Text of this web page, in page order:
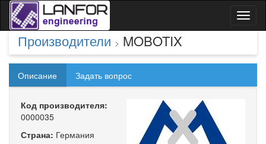
Производители > MOBOTIX
Описание Задать вопрос
Код производителя:
0000035
Страна: Германия